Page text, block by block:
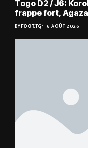
Togo D2 / J6:
frappe fort,
JCA assurent,
suspense avant
FC – Doumbé FC
BYFOOT.TG 6 AOÛT 2026